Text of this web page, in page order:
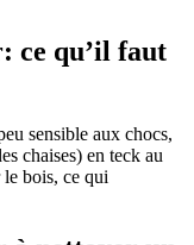
ce qu’il faut
sensible aux chocs,
chaises) en teck au
le bois, ce qui